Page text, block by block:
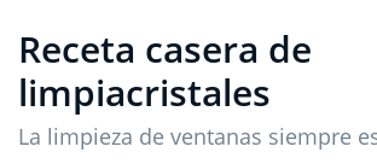
Receta casera de
limpiacristales
La limpieza de ventanas siempre